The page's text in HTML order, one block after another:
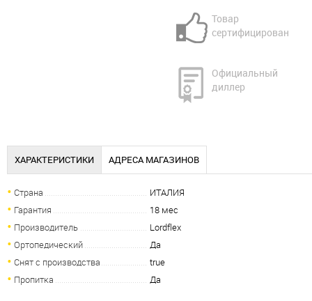
Товар
сертифицирован
Официальный
диллер
ХАРАКТЕРИСТИКИ АДРЕСА МАГАЗИНОВ
Страна
ИТАЛИЯ
Гарантия
18 мес
Производитель
Lordflex
Ортопедический
Да
Снят с производства
true
Пропитка
Да